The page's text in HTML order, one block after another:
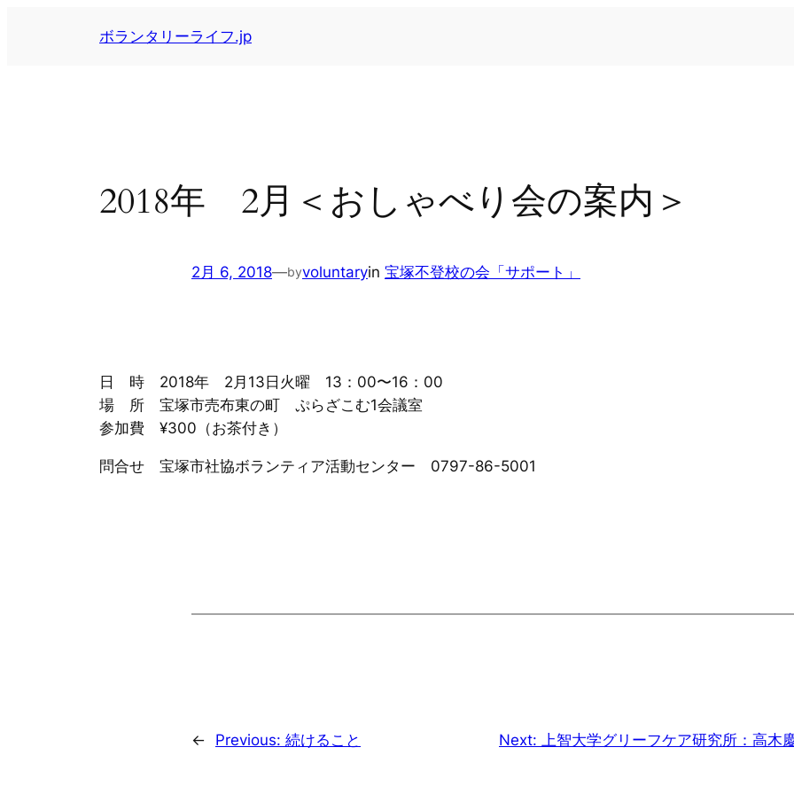
ボランタリーライフ.jp
2018年 2月＜おしゃべり会の案内＞
2月 6, 2018—byvoluntaryin 宝塚不登校の会「サポート」
日 時 2018年 2月13日火曜 13：00〜16：00
場 所 宝塚市売布東の町 ぷらざこむ1会議室
参加費 ¥300（お茶付き）
問合せ 宝塚市社協ボランティア活動センター 0797-86-5001
← Previous: 続けること Next: 上智大学グリーフケア研究所：高